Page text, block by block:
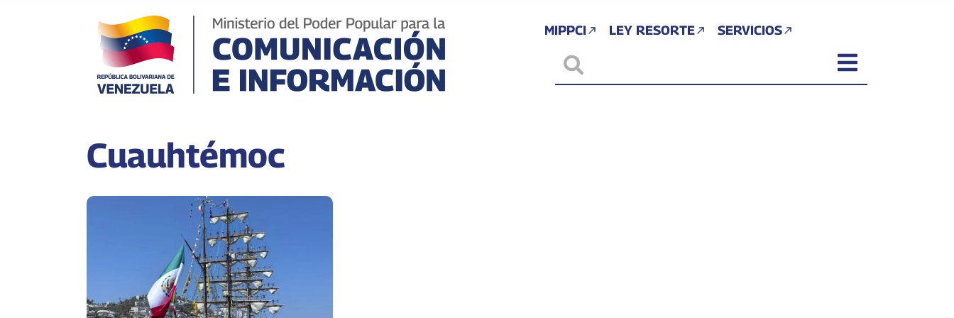
MIPPCI LEY RESORTE SERVICIOS
Cuauhtémoc